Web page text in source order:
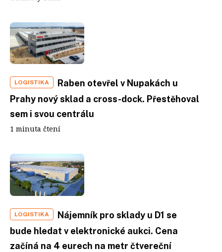
LOGISTIKA
Raben otevřel v Nupakách u
Prahy nový sklad a cross-dock. Přestěhoval
sem i svou centrálu
1 minuta čtení
LOGISTIKA
Nájemník pro sklady u D1 se
bude hledat v elektronické aukci. Cena
začíná na 4 eurech na metr čtvereční